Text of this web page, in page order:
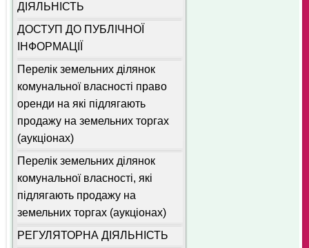
ДІЯЛЬНІСТЬ
ДОСТУП ДО ПУБЛІЧНОЇ
ІНФОРМАЦІЇ
Перелік земельних ділянок
комунальної власності право
оренди на які підлягають
продажу на земельних торгах
(аукціонах)
Перелік земельних ділянок
комунальної власності, які
підлягають продажу на
земельних торгах (аукціонах)
РЕГУЛЯТОРНА ДІЯЛЬНІСТЬ